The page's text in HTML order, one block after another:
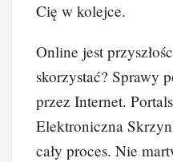
Cię w kolejce.
Online jest
skorzystać? Sprawy
przez Internet.
Elektroniczna
cały proces. Nie